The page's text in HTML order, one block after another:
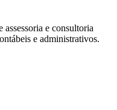
assessoria e consultoria
e administrativos.